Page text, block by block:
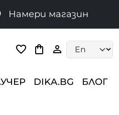
Намери магазин
DIKA.BG БЛОГ